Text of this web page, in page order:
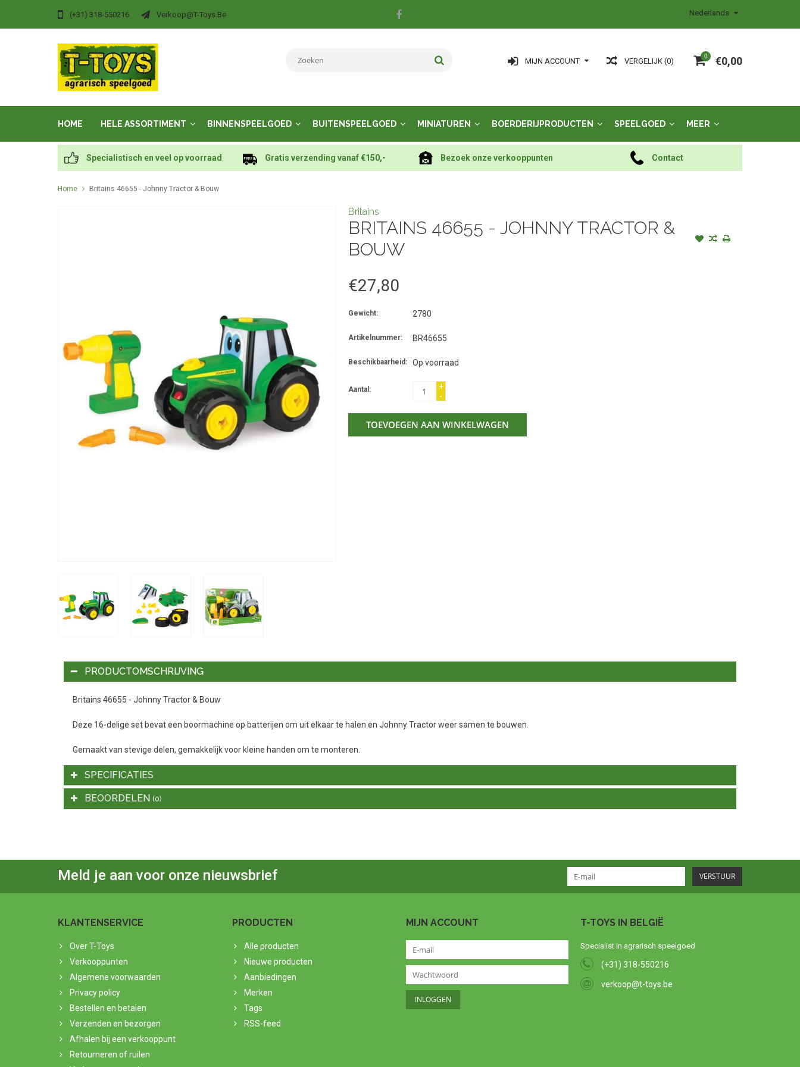
(+31) 318-550216 Verkoop@t-Toys.be Nederlands
0 €0,00
VERGELIJK (0)
MIJN ACCOUNT
HOME HELE ASSORTIMENT BINNENSPEELGOED BUITENSPEELGOED MINIATUREN BOERDERIJPRODUCTEN SPEELGOED MEER
Specialistisch en veel op voorraad Gratis verzending vanaf €150,- Bezoek onze verkooppunten Contact
Home Britains 46655 - Johnny Tractor & Bouw
Britains
BRITAINS 46655 - JOHNNY TRACTOR &
BOUW
€27,80
Gewicht: 2780
Artikelnummer: BR46655
Beschikbaarheid: Op voorraad
Aantal:
+
-
TOEVOEGEN AAN WINKELWAGEN
PRODUCTOMSCHRIJVING
Britains 46655 - Johnny Tractor & Bouw
Deze 16-delige set bevat een boormachine op batterijen om uit elkaar te halen en Johnny Tractor weer samen te bouwen.
Gemaakt van stevige delen, gemakkelijk voor kleine handen om te monteren.
SPECIFICATIES
BEOORDELEN (0)
Meld je aan voor onze nieuwsbrief VERSTUUR
KLANTENSERVICE
Over T-Toys
Verkooppunten
Algemene voorwaarden
Privacy policy
Bestellen en betalen
Verzenden en bezorgen
Afhalen bij een verkooppunt
Retourneren of ruilen
PRODUCTEN
Alle producten
Nieuwe producten
Aanbiedingen
Merken
Tags
RSS-feed
MIJN ACCOUNT T-TOYS IN BELGIË
Specialist in agrarisch speelgoed
(+31) 318-550216
verkoop@t-toys.be